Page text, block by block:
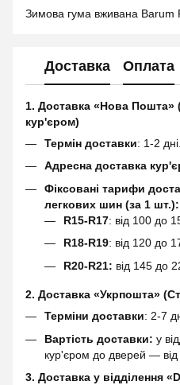
Зимова гума вживана Barum
Доставка Оплата
1. Доставка «Нова Пошта»
кур'єром)
Термін доставки: 1-2 дні.
Адресна доставка
Фіксовані тарифи
легкових шин (за 1 шт.):
R15-R17: від 100 до
R18-R19: від 120 до
R20-R21: від 145 до
2. Доставка «Укрпошта»
Терміни доставки: 2-7
Вартість доставки: у
кур'єром до дверей — від
3. Доставка у відділення